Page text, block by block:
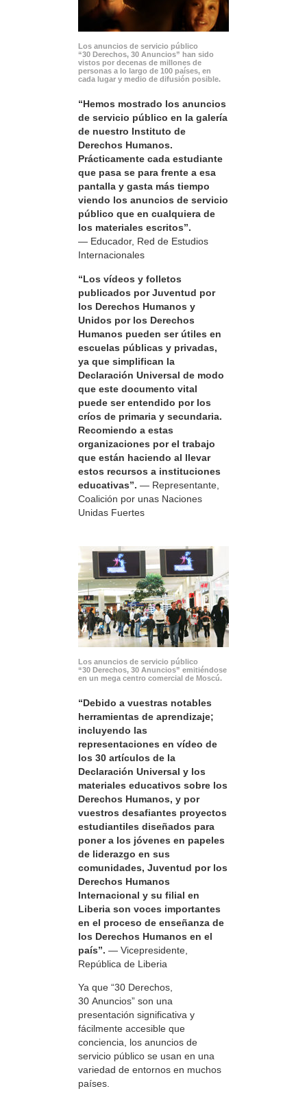
Los anuncios de servicio público
“30 Derechos, 30 Anuncios” han sido
vistos por decenas de millones de
personas a lo largo de 100 países, en
cada lugar y medio de difusión posible.
“Hemos mostrado los anuncios
de servicio público en la galería
de nuestro Instituto de
Derechos Humanos.
Prácticamente cada estudiante
que pasa se para frente a esa
pantalla y gasta más tiempo
viendo los anuncios de servicio
público que en cualquiera de
los materiales escritos”.
— Educador, Red de Estudios
Internacionales
“Los vídeos y folletos
publicados por Juventud por
los Derechos Humanos y
Unidos por los Derechos
Humanos pueden ser útiles en
escuelas públicas y privadas,
ya que simplifican la
Declaración Universal de modo
que este documento vital
puede ser entendido por los
críos de primaria y secundaria.
Recomiendo a estas
organizaciones por el trabajo
que están haciendo al llevar
estos recursos a instituciones
educativas”. — Representante,
Coalición por unas Naciones
Unidas Fuertes
Los anuncios de servicio público
“30 Derechos, 30 Anuncios” emitiéndose
en un mega centro comercial de Moscú.
“Debido a vuestras notables
herramientas de aprendizaje;
incluyendo las
representaciones en vídeo de
los 30 artículos de la
Declaración Universal y los
materiales educativos sobre los
Derechos Humanos, y por
vuestros desafiantes proyectos
estudiantiles diseñados para
poner a los jóvenes en papeles
de liderazgo en sus
comunidades, Juventud por los
Derechos Humanos
Internacional y su filial en
Liberia son voces importantes
en el proceso de enseñanza de
los Derechos Humanos en el
país”. — Vicepresidente,
República de Liberia
Ya que “30 Derechos,
30 Anuncios” son una
presentación significativa y
fácilmente accesible que
conciencia, los anuncios de
servicio público se usan en una
variedad de entornos en muchos
países.